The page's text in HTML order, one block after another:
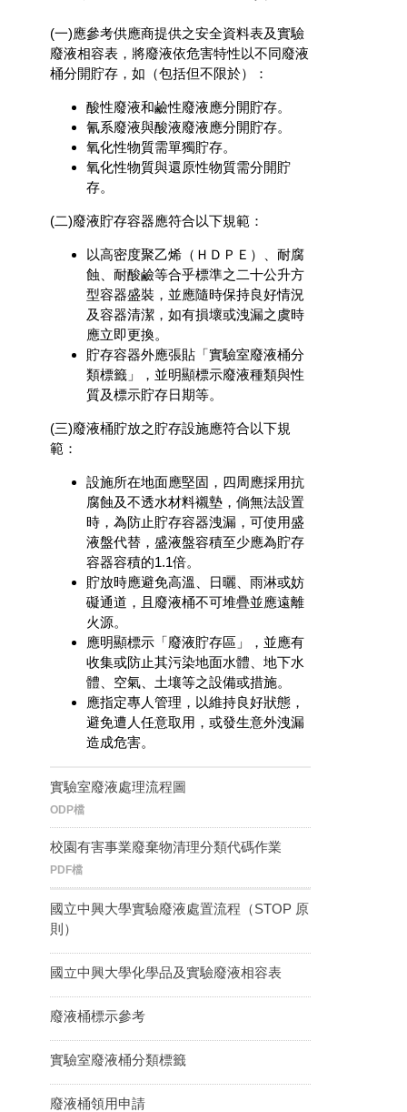
(一)應參考供應商提供之安全資料表及實驗
廢液相容表，將廢液依危害特性以不同廢液
桶分開貯存，如（包括但不限於）：
酸性廢液和鹼性廢液應分開貯存。
氰系廢液與酸液廢液應分開貯存。
氧化性物質需單獨貯存。
氧化性物質與還原性物質需分開貯
存。
(二)廢液貯存容器應符合以下規範：
以高密度聚乙烯（ＨＤＰＥ）、耐腐
蝕、耐酸鹼等合乎標準之二十公升方
型容器盛裝，並應隨時保持良好情況
及容器清潔，如有損壞或洩漏之虞時
應立即更換。
貯存容器外應張貼「實驗室廢液桶分
類標籤」，並明顯標示廢液種類與性
質及標示貯存日期等。
(三)廢液桶貯放之貯存設施應符合以下規
範：
設施所在地面應堅固，四周應採用抗
腐蝕及不透水材料襯墊，倘無法設置
時，為防止貯存容器洩漏，可使用盛
液盤代替，盛液盤容積至少應為貯存
容器容積的1.1倍。
貯放時應避免高溫、日曬、雨淋或妨
礙通道，且廢液桶不可堆疊並應遠離
火源。
應明顯標示「廢液貯存區」，並應有
收集或防止其污染地面水體、地下水
體、空氣、土壤等之設備或措施。
應指定專人管理，以維持良好狀態，
避免遭人任意取用，或發生意外洩漏
造成危害。
實驗室廢液處理流程圖
ODP檔
校園有害事業廢棄物清理分類代碼作業
PDF檔
國立中興大學實驗廢液處置流程（STOP 原
則）
國立中興大學化學品及實驗廢液相容表
廢液桶標示參考
實驗室廢液桶分類標籤
廢液桶領用申請